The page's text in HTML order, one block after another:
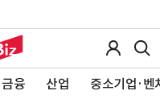
금융 산업 중소기업·벤